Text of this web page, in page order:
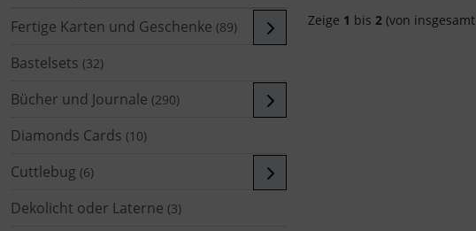
Fertige Karten und Geschenke (89)
Bastelsets (32)
Bücher und Journale (290)
Diamonds Cards (10)
Cuttlebug (6)
Dekolicht oder Laterne (3)
Zeige 1 bis 2 (von insgesamt